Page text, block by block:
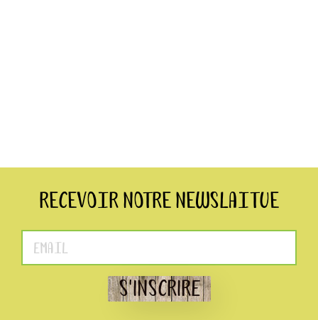
Recevoir notre Newslaitue
S'INSCRIRE